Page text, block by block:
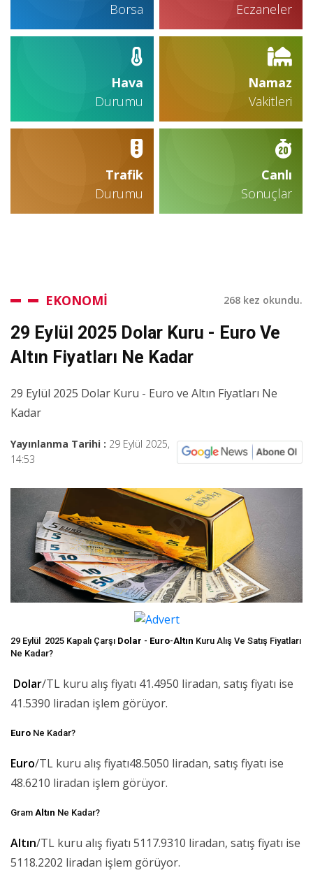
Borsa
Eczaneler
Hava
Durumu
Namaz
Vakitleri
Trafik
Durumu
Canlı
Sonuçlar
EKONOMİ 268 kez okundu.
29 Eylül 2025 Dolar Kuru - Euro Ve
Altın Fiyatları Ne Kadar
29 Eylül 2025 Dolar Kuru - Euro ve Altın Fiyatları Ne
Kadar
Yayınlanma Tarihi : 29 Eylül 2025,
14:53
29 Eylül 2025 Kapalı Çarşı Dolar - Euro-Altın Kuru Alış Ve Satış Fiyatları
Ne Kadar?
Dolar/TL kuru alış fiyatı 41.4950 liradan, satış fiyatı ise
41.5390 liradan işlem görüyor.
Euro Ne Kadar?
Euro/TL kuru alış fiyatı48.5050 liradan, satış fiyatı ise
48.6210 liradan işlem görüyor.
Gram Altın Ne Kadar?
Altın/TL kuru alış fiyatı 5117.9310 liradan, satış fiyatı ise
5118.2202 liradan işlem görüyor.